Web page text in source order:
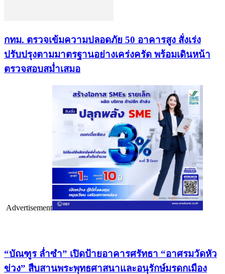
กทม. ตรวจเข้มความปลอดภัย 50 อาคารสูง สั่งเร่ง
ปรับปรุงตามมาตรฐานอย่างเคร่งครัด พร้อมเดินหน้า
ตรวจสอบสม่ำเสมอ
Advertisement
“บัณฑูร ล่ำซำ” เปิดป้ายอาคารศรัทธา “อาศรมวัดหัว
ข่วง” สืบสานพระพุทธศาสนาและอนุรักษ์มรดกเมือง